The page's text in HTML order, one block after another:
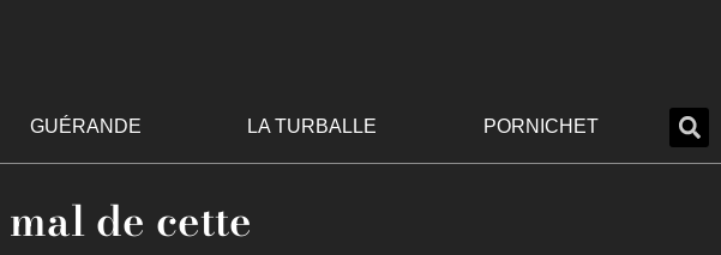
GUÉRANDE LA TURBALLE PORNICHET
de cette